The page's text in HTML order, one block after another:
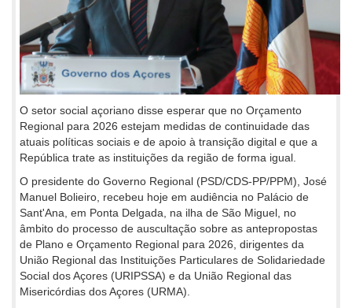
O setor social açoriano disse esperar que no Orçamento
Regional para 2026 estejam medidas de continuidade das
atuais políticas sociais e de apoio à transição digital e que a
República trate as instituições da região de forma igual.
O presidente do Governo Regional (PSD/CDS-PP/PPM), José
Manuel Bolieiro, recebeu hoje em audiência no Palácio de
Sant'Ana, em Ponta Delgada, na ilha de São Miguel, no
âmbito do processo de auscultação sobre as antepropostas
de Plano e Orçamento Regional para 2026, dirigentes da
União Regional das Instituições Particulares de Solidariedade
Social dos Açores (URIPSSA) e da União Regional das
Misericórdias dos Açores (URMA).